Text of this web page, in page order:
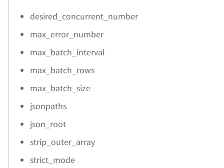
desired_concurrent_number
max_error_number
max_batch_interval
max_batch_rows
max_batch_size
jsonpaths
json_root
strip_outer_array
strict_mode